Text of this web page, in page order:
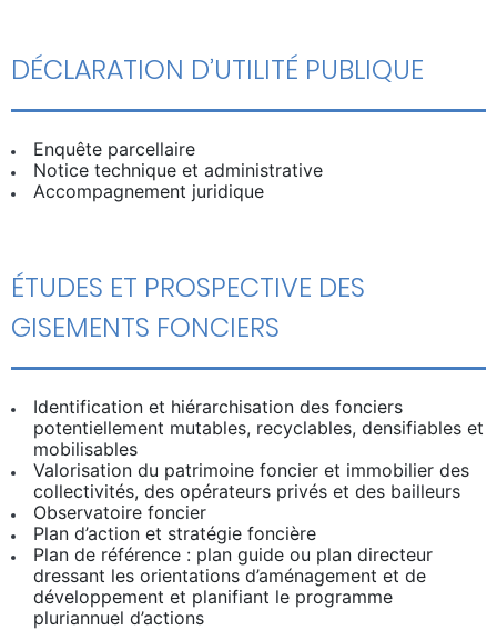
DÉCLARATION D’UTILITÉ PUBLIQUE
Enquête parcellaire
Notice technique et administrative
Accompagnement juridique
ÉTUDES ET PROSPECTIVE DES
GISEMENTS FONCIERS
Identification et hiérarchisation des fonciers
potentiellement mutables, recyclables, densifiables et
mobilisables
Valorisation du patrimoine foncier et immobilier des
collectivités, des opérateurs privés et des bailleurs
Observatoire foncier
Plan d’action et stratégie foncière
Plan de référence : plan guide ou plan directeur
dressant les orientations d’aménagement et de
développement et planifiant le programme
pluriannuel d’actions